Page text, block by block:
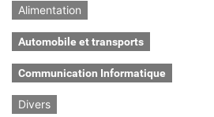
Alimentation
Automobile et transports
Communication Informatique
Divers